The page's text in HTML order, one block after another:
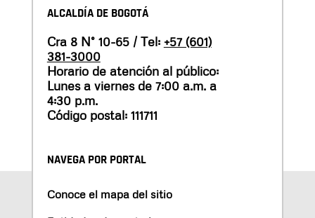
ALCALDÍA DE BOGOTÁ
Cra 8 N° 10-65 / Tel: +57 (601)
381-3000
Horario de atención al público:
Lunes a viernes de 7:00 a.m. a
4:30 p.m.
Código postal: 111711
NAVEGA POR PORTAL
Conoce el mapa del sitio